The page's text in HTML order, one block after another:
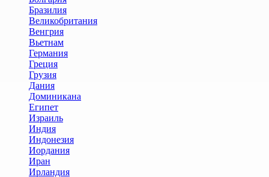
Бразилия
Великобритания
Венгрия
Вьетнам
Германия
Греция
Грузия
Дания
Доминикана
Египет
Израиль
Индия
Индонезия
Иордания
Иран
Ирландия